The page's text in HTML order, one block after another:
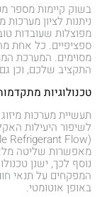
בשוק קיימות מספר
ניתנות לציון
מפוצלות שעובדות
ספציפיים. כל אחת
מסוימים. המערכת
התקציב שלכם, וכן
טכנולוגיות
תעשיית מערכות
מאפשרות שליטה
נוסף לכך, ישנן
המפקחים על תנאי
באופן אוטומטי.